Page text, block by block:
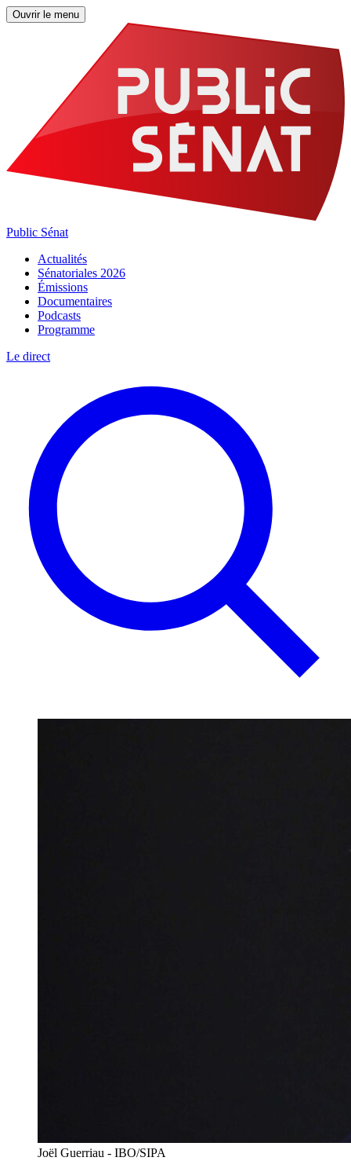
Ouvrir le menu
Public Sénat
Actualités
Sénatoriales 2026
Émissions
Documentaires
Podcasts
Programme
Le direct
Joël Guerriau - IBO/SIPA